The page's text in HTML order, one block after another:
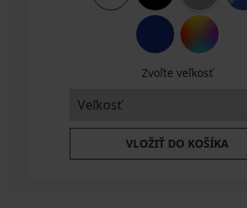
Zvoľte veľkosť
VLOŽIŤ DO KOŠÍKA